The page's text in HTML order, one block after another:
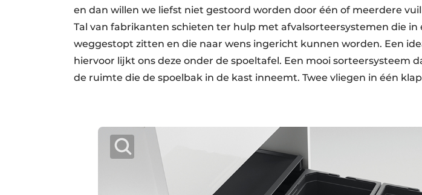
en dan willen we liefst niet gestoord worden door één of meerdere
Tal van fabrikanten schieten ter hulp met afvalsorteersystemen die in
weggestopt zitten en die naar wens ingericht kunnen worden. Een
hiervoor lijkt ons deze onder de spoeltafel. Een mooi sorteersysteem
de ruimte die de spoelbak in de kast inneemt. Twee vliegen in één